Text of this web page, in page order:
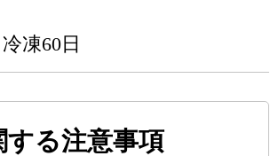
凍60日
する注意事項